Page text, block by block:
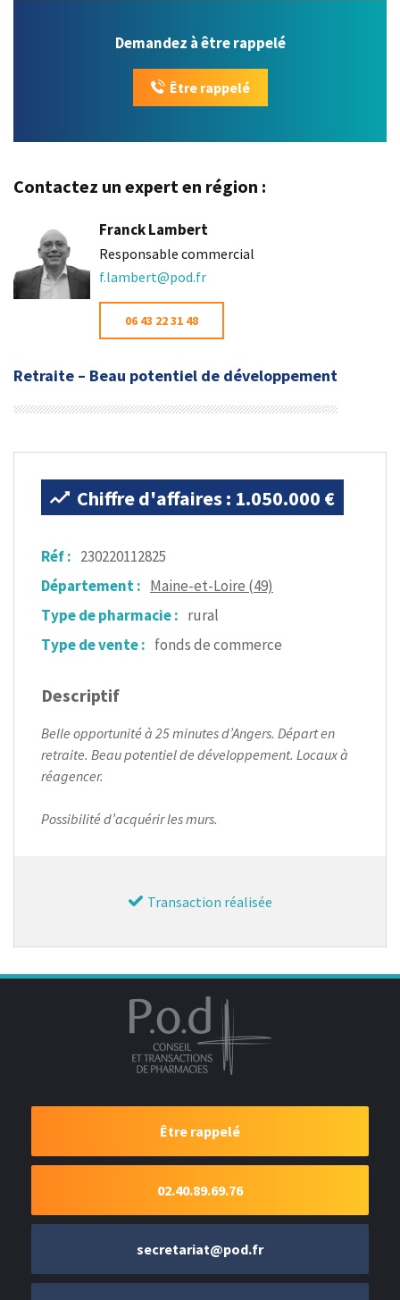
Demandez à être rappelé
Être rappelé
Contactez un expert en région :
Franck Lambert
Responsable commercial
f.lambert@pod.fr
06 43 22 31 48
Retraite – Beau potentiel de développement
Chiffre d'affaires : 1.050.000 €
Réf : 230220112825
Département : Maine-et-Loire (49)
Type de pharmacie : rural
Type de vente : fonds de commerce
Descriptif
Belle opportunité à 25 minutes d’Angers. Départ en
retraite. Beau potentiel de développement. Locaux à
réagencer.
Possibilité d’acquérir les murs.
Transaction réalisée
Être rappelé
02.40.89.69.76
secretariat@pod.fr